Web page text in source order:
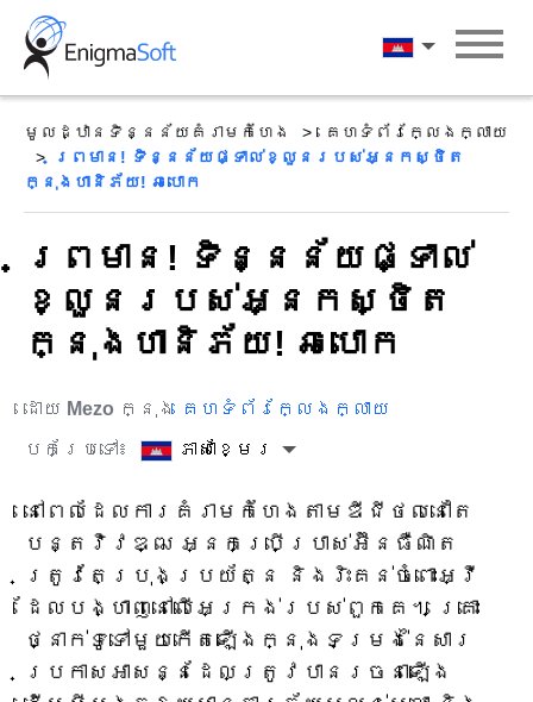
Skip
content
ភាសាខ្មែរ
មូលដ្ឋានទិន្នន័យគំរាមកំហែង
គេហទំព័រក្លែងក្លាយ
ព្រមាន! ទិន្នន័យផ្ទាល់ខ្លួនរបស់អ្នកស្ថិត
ក្នុងហានិភ័យ! ឆបោក
ព្រមាន! ទិន្នន័យផ្ទាល់
ខ្លួនរបស់អ្នកស្ថិត
ក្នុងហានិភ័យ! ឆបោក
ដោយ Mezo ក្នុង គេហទំព័រក្លែងក្លាយ
បកប្រែទៅ៖
ភាសាខ្មែរ
នៅពេលដែលការគំរាមកំហែងតាមឌីជីថលនៅតែ
បន្តវិវឌ្ឍ អ្នកប្រើប្រាស់អ៊ីនធឺណិត
ត្រូវតែប្រុងប្រយ័ត្ន និងរិះគន់ចំពោះអ្វី
ដែលបង្ហាញនៅលើអេក្រង់របស់ពួកគេ។ គ្រោះ
ថ្នាក់ទូទៅមួយកើតឡើងក្នុងទម្រង់នៃសារ
ប្រកាសអាសន្នដែលត្រូវបានរចនាឡើង